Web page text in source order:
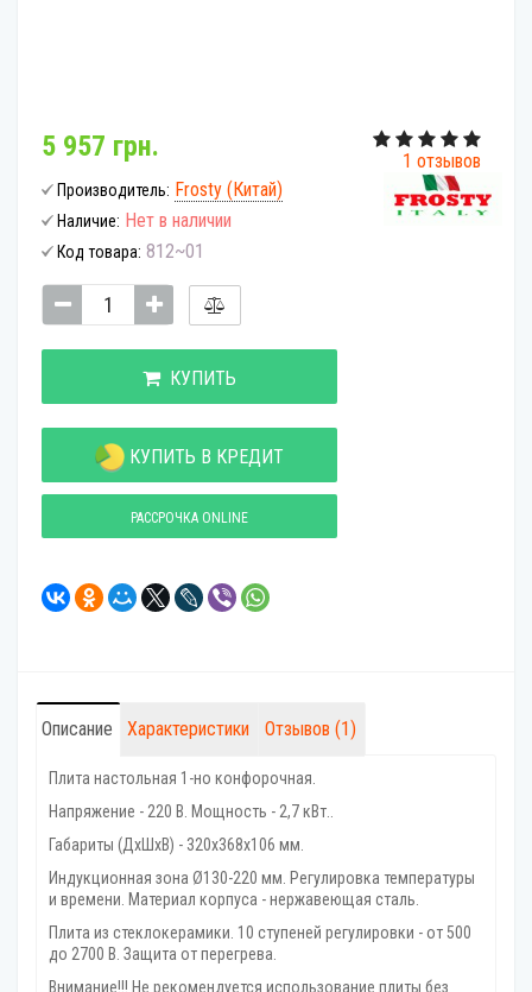
1 отзывов
5 957 грн.
Производитель: Frosty (Китай)
Наличие: Нет в наличии
Код товара: 812~01
КУПИТЬ
КУПИТЬ В КРЕДИТ
РАССРОЧКА ONLINE
Описание Характеристики Отзывов (1)
Плита настольная 1-но конфорочная.
Напряжение - 220 В. Мощность - 2,7 кВт..
Габариты (ДхШхВ) - 320х368х106 мм.
Индукционная зона Ø130-220 мм. Регулировка температуры
и времени. Материал корпуса - нержавеющая сталь.
Плита из стеклокерамики. 10 ступеней регулировки - от 500
до 2700 В. Защита от перегрева.
Внимание!!! Не рекомендуется использование плиты без